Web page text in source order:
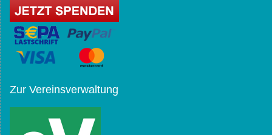
Zur Vereinsverwaltung